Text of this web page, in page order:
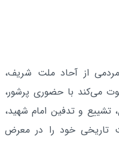
مردمی از آحاد ملت شریف،
می‌کند با حضوری پرشور،
تشییع و تدفین امام شهید،
تاریخی خود را در معرض